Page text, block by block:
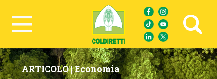
Ricerca avanzata
ARTICOLO |Economia